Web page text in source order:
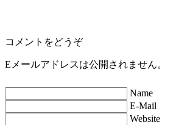
コメントをどうぞ
Eメールアドレスは公開されません。
Name
E-Mail
Website